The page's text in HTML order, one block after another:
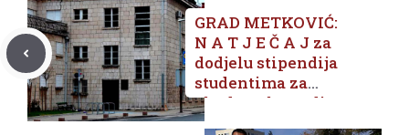
GRAD METKOVIĆ:
N A T J E Č A J za
dodjelu stipendija
studentima za
akademsku godinu
2018./2019.